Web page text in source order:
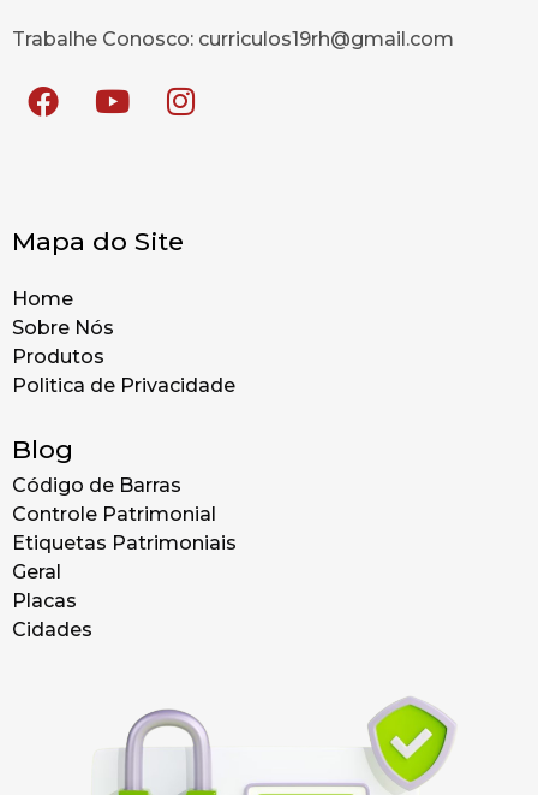
Trabalhe Conosco: curriculos19rh@gmail.com
Mapa do Site
Home
Sobre Nós
Produtos
Politica de Privacidade
Blog
Código de Barras
Controle Patrimonial
Etiquetas Patrimoniais
Geral
Placas
Cidades